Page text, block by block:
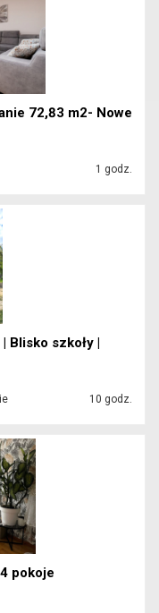
72,83 m2- Nowe
1 godz.
Blisko szkoły |
10 godz.
pokoje